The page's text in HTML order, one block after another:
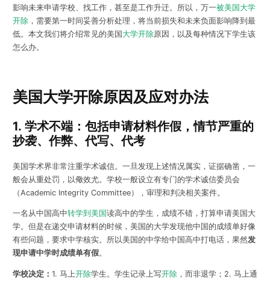
影响未来申请学校、找工作，甚至是工作升迁。所以，万一被美国大学
开除，需要第一时间妥善分析处理，将当前损失和未来负面影响降到最
低。本文我们将介绍常见的美国 大学开除原因，以及每种情况下学生该
怎么办。
美国大学开除原因及应对办法
1. 学术不端：包括申请材料作假，情节严重的
抄袭、作弊、代写、代考
美国学术界非常注重学术诚信。一旦发现上述情况属实，证据确凿，一
般会从重处罚，以儆效尤。学校一般设立有专门的学术诚信委员会
（Academic Integrity Committee），审理和判决相关案件。
一名从中国高中转学到美国读高中的学生，成绩不错，打算申请美国大
学。但是在递交申请材料的时候，美国的大学发现他中国的成绩单好像
有些问题，要求中学核实。所以美国的中学给中国高中打电话，果然发
现申请中学时成绩单有假。
学校决定： 1. 马上开除学生。学生记录上写开除，而非退学；2. 马上通